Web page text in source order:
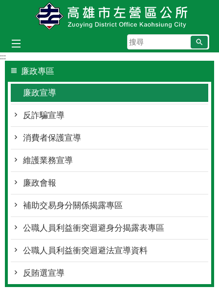
跳到主要內容區塊
搜
尋
:::
廉政專區
廉政宣導
反詐騙宣導
消費者保護宣導
維護業務宣導
廉政會報
補助交易身分關係揭露專區
公職人員利益衝突迴避身分揭露表專區
公職人員利益衝突迴避法宣導資料
反賄選宣導